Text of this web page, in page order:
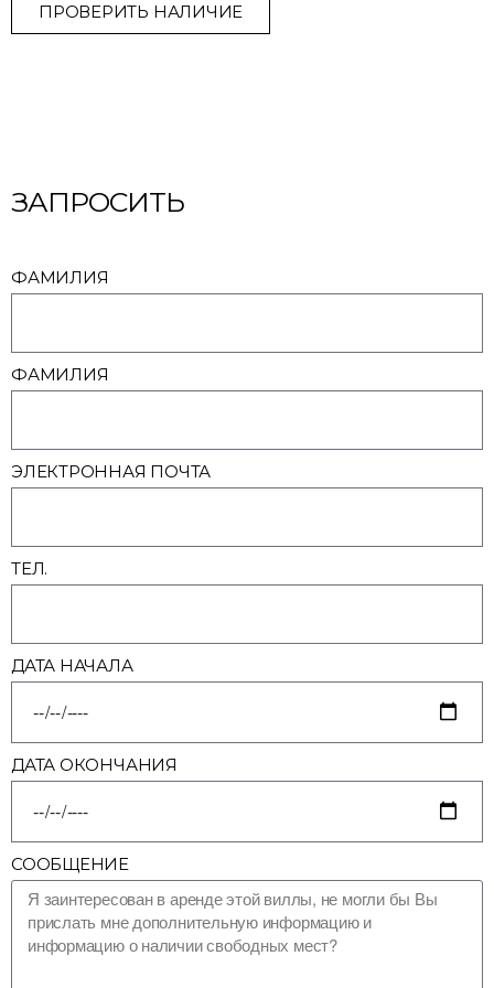
ПРОВЕРИТЬ НАЛИЧИЕ
ЗАПРОСИТЬ
ФАМИЛИЯ
ФАМИЛИЯ
ЭЛЕКТРОННАЯ ПОЧТА
ТЕЛ.
ДАТА НАЧАЛА
ДАТА ОКОНЧАНИЯ
СООБЩЕНИЕ